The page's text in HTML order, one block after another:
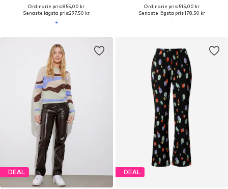
Ordinarie pris: 855,00 kr
Senaste lägsta pris:297,50 kr
Ordinarie pris: 515,00 kr
Senaste lägsta pris:178,50 kr
DEAL DEAL